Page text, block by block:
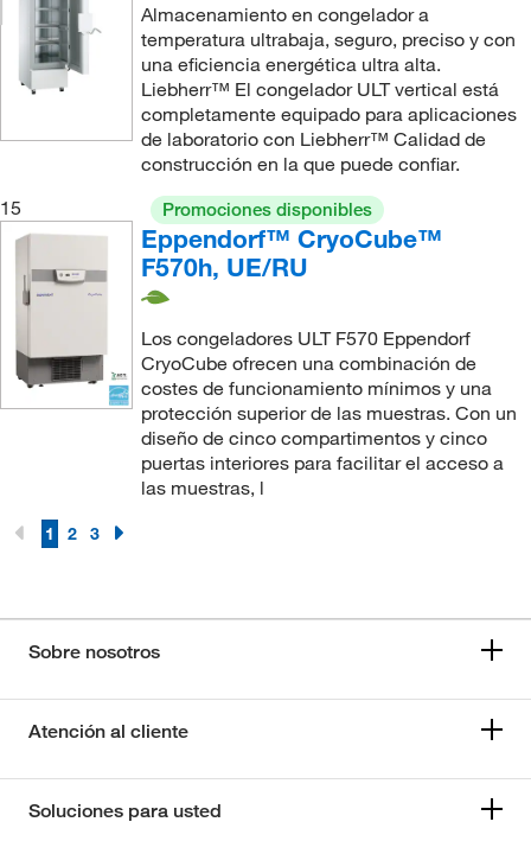
Almacenamiento en congelador a
temperatura ultrabaja, seguro, preciso y con
una eficiencia energética ultra alta.
Liebherr™ El congelador ULT vertical está
completamente equipado para aplicaciones
de laboratorio con Liebherr™ Calidad de
construcción en la que puede confiar.
15
Promociones disponibles
Eppendorf™ CryoCube™
F570h, UE/RU
Los congeladores ULT F570 Eppendorf
CryoCube ofrecen una combinación de
costes de funcionamiento mínimos y una
protección superior de las muestras. Con un
diseño de cinco compartimentos y cinco
puertas interiores para facilitar el acceso a
las muestras, l
1 2 3
Sobre nosotros
Atención al cliente
Soluciones para usted